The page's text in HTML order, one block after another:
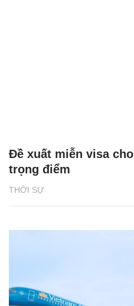
THỜI SỰ
Đề xuất miễn visa
trọng điểm